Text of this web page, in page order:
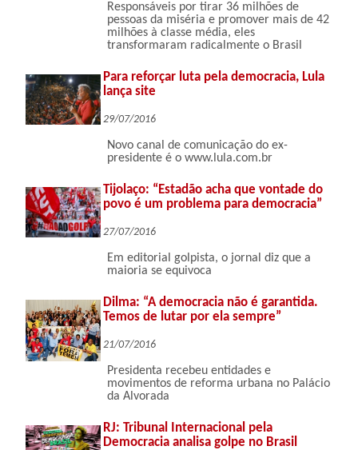
Responsáveis por tirar 36 milhões de
pessoas da miséria e promover mais de 42
milhões à classe média, eles
transformaram radicalmente o Brasil
Para reforçar luta pela democracia, Lula
lança site
29/07/2016
Novo canal de comunicação do ex-
presidente é o www.lula.com.br
Tijolaço: “Estadão acha que vontade do
povo é um problema para democracia”
27/07/2016
Em editorial golpista, o jornal diz que a
maioria se equivoca
Dilma: “A democracia não é garantida.
Temos de lutar por ela sempre”
21/07/2016
Presidenta recebeu entidades e
movimentos de reforma urbana no Palácio
da Alvorada
RJ: Tribunal Internacional pela
Democracia analisa golpe no Brasil